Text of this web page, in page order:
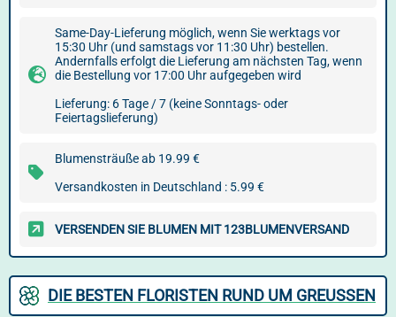
Same-Day-Lieferung möglich, wenn Sie werktags vor
15:30 Uhr (und samstags vor 11:30 Uhr) bestellen.
Andernfalls erfolgt die Lieferung am nächsten Tag, wenn
die Bestellung vor 17:00 Uhr aufgegeben wird
Lieferung: 6 Tage / 7 (keine Sonntags- oder
Feiertagslieferung)
Blumensträuße ab 19.99 €
Versandkosten in Deutschland : 5.99 €
VERSENDEN SIE BLUMEN MIT 123BLUMENVERSAND
DIE BESTEN FLORISTEN RUND UM GREUSSEN